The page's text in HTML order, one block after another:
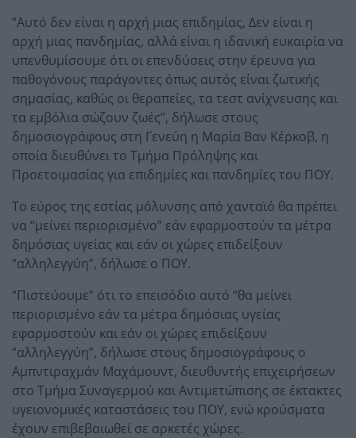
“Αυτό δεν είναι η αρχή μιας επιδημίας, Δεν είναι η
αρχή μιας πανδημίας, αλλά είναι η ιδανική ευκαιρία να
υπενθυμίσουμε ότι οι επενδύσεις στην έρευνα για
παθογόνους παράγοντες όπως αυτός είναι ζωτικής
σημασίας, καθώς οι θεραπείες, τα τεστ ανίχνευσης και
τα εμβόλια σώζουν ζωές”, δήλωσε στους
δημοσιογράφους στη Γενεύη η Μαρία Βαν Κέρκοβ, η
οποία διευθύνει το Τμήμα Πρόληψης και
Προετοιμασίας για επιδημίες και πανδημίες του ΠΟΥ.
Το εύρος της εστίας μόλυνσης από χανταϊό θα πρέπει
να “μείνει περιορισμένο” εάν εφαρμοστούν τα μέτρα
δημόσιας υγείας και εάν οι χώρες επιδείξουν
“αλληλεγγύη”, δήλωσε ο ΠΟΥ.
“Πιστεύουμε” ότι το επεισόδιο αυτό “θα μείνει
περιορισμένο εάν τα μέτρα δημόσιας υγείας
εφαρμοστούν και εάν οι χώρες επιδείξουν
“αλληλεγγύη”, δήλωσε στους δημοσιογράφους ο
Αμπντιραχμάν Μαχάμουντ, διευθυντής επιχειρήσεων
στο Τμήμα Συναγερμού και Αντιμετώπισης σε έκτακτες
υγειονομικές καταστάσεις του ΠΟΥ, ενώ κρούσματα
έχουν επιβεβαιωθεί σε αρκετές χώρες.